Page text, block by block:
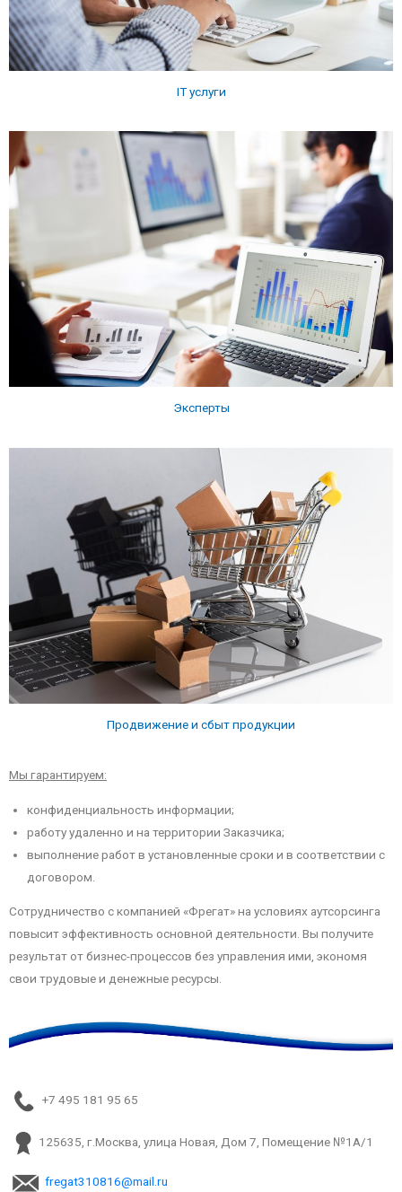
IT услуги
Эксперты
Продвижение и сбыт продукции
Мы гарантируем:
конфиденциальность информации;
работу удаленно и на территории Заказчика;
выполнение работ в установленные сроки и в соответствии с
договором.
Сотрудничество с компанией «Фрегат» на условиях аутсорсинга
повысит эффективность основной деятельности. Вы получите
результат от бизнес-процессов без управления ими, экономя
свои трудовые и денежные ресурсы.
+7 495 181 95 65
125635, г.Москва, улица Новая, Дом 7, Помещение №1А/1
fregat310816@mail.ru